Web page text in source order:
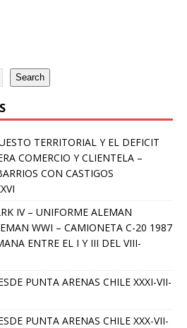
Search
TERRITORIAL Y EL DEFICIT
COMERCIO Y CLIENTELA –
CON CASTIGOS
IV – UNIFORME ALEMAN
WWI – CAMIONETA C-20 1987
ENTRE EL I Y III DEL VIII-
PUNTA ARENAS CHILE XXXI-VII-
PUNTA ARENAS CHILE XXX-VII-